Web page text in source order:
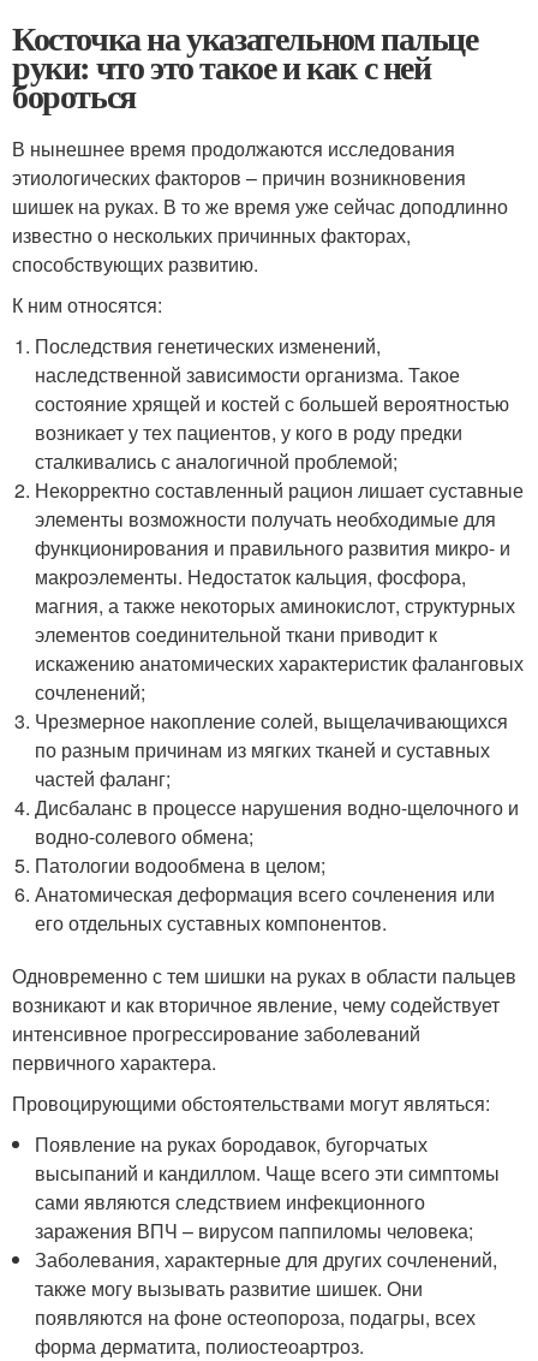
Косточка на указательном пальце
руки: что это такое и как с ней
бороться
В нынешнее время продолжаются исследования
этиологических факторов – причин возникновения
шишек на руках. В то же время уже сейчас доподлинно
известно о нескольких причинных факторах,
способствующих развитию.
К ним относятся:
Последствия генетических изменений,
наследственной зависимости организма. Такое
состояние хрящей и костей с большей вероятностью
возникает у тех пациентов, у кого в роду предки
сталкивались с аналогичной проблемой;
Некорректно составленный рацион лишает суставные
элементы возможности получать необходимые для
функционирования и правильного развития микро- и
макроэлементы. Недостаток кальция, фосфора,
магния, а также некоторых аминокислот, структурных
элементов соединительной ткани приводит к
искажению анатомических характеристик фаланговых
сочленений;
Чрезмерное накопление солей, выщелачивающихся
по разным причинам из мягких тканей и суставных
частей фаланг;
Дисбаланс в процессе нарушения водно-щелочного и
водно-солевого обмена;
Патологии водообмена в целом;
Анатомическая деформация всего сочленения или
его отдельных суставных компонентов.
Одновременно с тем шишки на руках в области пальцев
возникают и как вторичное явление, чему содействует
интенсивное прогрессирование заболеваний
первичного характера.
Провоцирующими обстоятельствами могут являться:
Появление на руках бородавок, бугорчатых
высыпаний и кандиллом. Чаще всего эти симптомы
сами являются следствием инфекционного
заражения ВПЧ – вирусом паппиломы человека;
Заболевания, характерные для других сочленений,
также могу вызывать развитие шишек. Они
появляются на фоне остеопороза, подагры, всех
форма дерматита, полиостеоартроз.